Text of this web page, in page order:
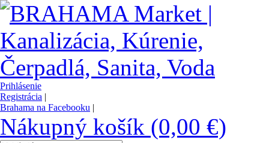
Prihlásenie
Registrácia |
Brahama na Facebooku |
Nákupný košík (0,00 €)